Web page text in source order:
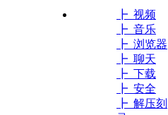
┣ 视频
┣ 音乐
┣ 浏览器
┣ 聊天
┣ 下载
┣ 安全
┣ 解压刻